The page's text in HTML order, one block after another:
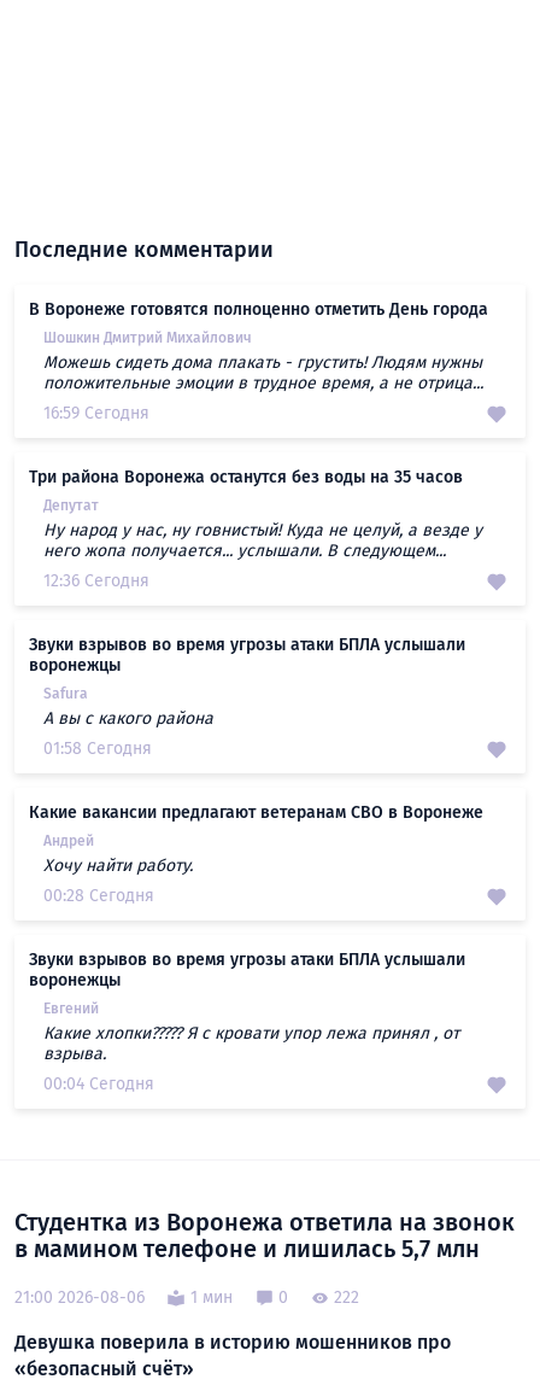
Последние комментарии
В Воронеже готовятся полноценно отметить День города
Шошкин Дмитрий Михайлович
Можешь сидеть дома плакать - грустить! Людям нужны
положительные эмоции в трудное время, а не отрица...
16:59 Сегодня
Три района Воронежа останутся без воды на 35 часов
Депутат
Ну народ у нас, ну говнистый! Куда не целуй, а везде у
него жопа получается... услышали. В следующем...
12:36 Сегодня
Звуки взрывов во время угрозы атаки БПЛА услышали
воронежцы
Safura
А вы с какого района
01:58 Сегодня
Какие вакансии предлагают ветеранам СВО в Воронеже
Андрей
Хочу найти работу.
00:28 Сегодня
Звуки взрывов во время угрозы атаки БПЛА услышали
воронежцы
Евгений
Какие хлопки????? Я с кровати упор лежа принял , от
взрыва.
00:04 Сегодня
Студентка из Воронежа ответила на звонок
в мамином телефоне и лишилась 5,7 млн
21:00 2026-08-06 1 мин 0 222
Девушка поверила в историю мошенников про
«безопасный счёт»